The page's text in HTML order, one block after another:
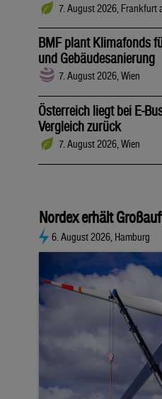
7. August 2026, Frankfurt
BMF plant Klimafonds
und Gebäudesanierung
7. August 2026, Wien
Österreich liegt bei E-
Vergleich zurück
7. August 2026, Wien
Nordex erhält
6. August 2026, Hamburg